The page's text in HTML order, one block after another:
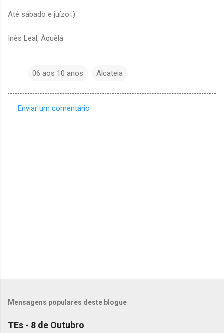
Até sábado e juízo ;)
Inês Leal, Àquêlá
06 aos 10 anos Alcateia
Enviar um comentário
Mensagens populares deste blogue
TEs - 8 de Outubro